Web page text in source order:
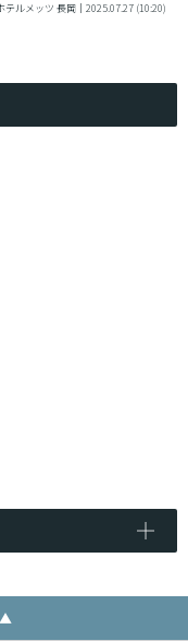
テルメッツ 長岡｜2025.07.27 (10:20)
▲